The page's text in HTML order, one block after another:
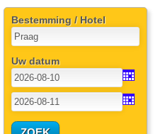
Bestemming / Hotel
Uw datum